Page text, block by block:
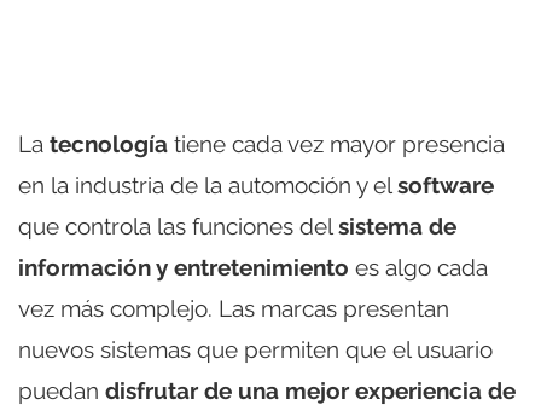
La tecnología tiene cada vez mayor presencia
en la industria de la automoción y elsoftware
que controla las funciones delsistema de
información y entretenimiento es algo cada
vez más complejo. Las marcas presentan
nuevos sistemas que permiten que el usuario
puedan disfrutar de una mejor experiencia de